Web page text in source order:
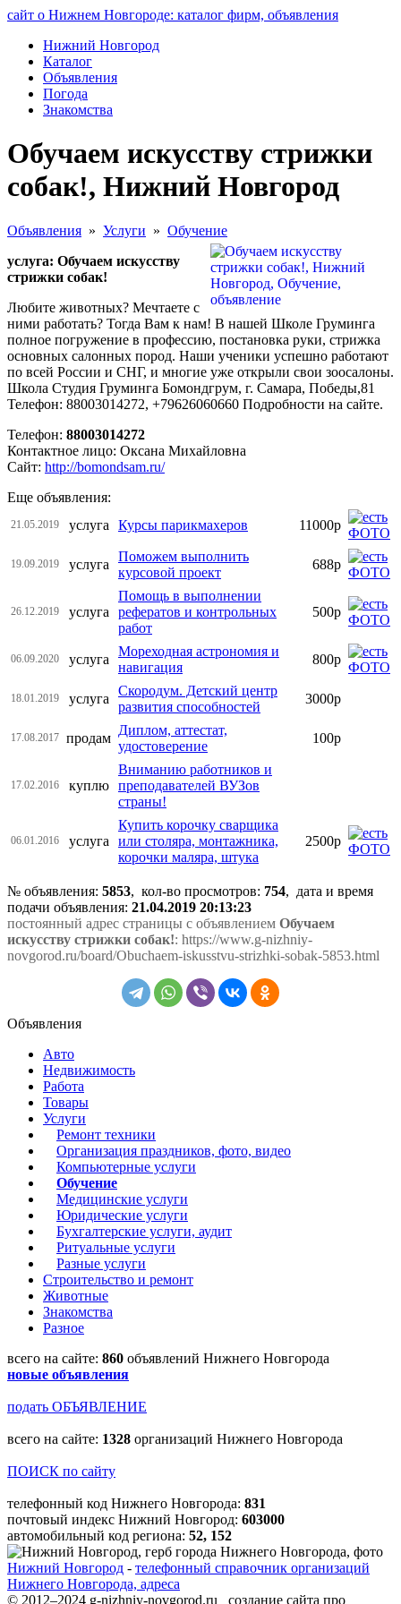
сайт о Нижнем Новгороде: каталог фирм, объявления
Нижний Новгород
Каталог
Объявления
Погода
Знакомства
Обучаем искусству стрижки
собак!, Нижний Новгород
Объявления » Услуги » Обучение
услуга: Обучаем искусству
стрижки собак!
Любите животных? Мечтаете с
ними работать? Тогда Вам к нам! В нашей Школе Груминга
полное погружение в профессию, постановка руки, стрижка
основных салонных пород. Наши ученики успешно работают
по всей России и СНГ, и многие уже открыли свои зоосалоны.
Школа Студия Груминга Бомондгрум, г. Самара, Победы,81
Телефон: 88003014272, +79626060660 Подробности на сайте.
Телефон: 88003014272
Контактное лицо: Оксана Михайловна
Сайт: http://bomondsam.ru/
Еще объявления:
21.05.2019 услуга Курсы парикмахеров 11000р
19.09.2019 услуга
Поможем выполнить
курсовой проект
688р
26.12.2019 услуга
Помощь в выполнении
рефератов и контрольных
работ
500р
06.09.2020 услуга
Мореходная астрономия и
навигация
800р
18.01.2019 услуга
Скородум. Детский центр
развития способностей
3000р
17.08.2017 продам
Диплом, аттестат,
удостоверение
100р
17.02.2016 куплю
Вниманию работников и
преподавателей ВУЗов
страны!
06.01.2016 услуга
Купить корочку сварщика
или столяра, монтажника,
корочки маляра, штука
2500р
№ объявления: 5853, кол-во просмотров: 754, дата и время
подачи объявления: 21.04.2019 20:13:23
постоянный адрес страницы с объявлением Обучаем
искусству стрижки собак!: https://www.g-nizhniy-
novgorod.ru/board/Obuchaem-iskusstvu-strizhki-sobak-5853.html
Объявления
Авто
Недвижимость
Работа
Товары
Услуги
Ремонт техники
Организация праздников, фото, видео
Компьютерные услуги
Обучение
Медицинские услуги
Юридические услуги
Бухгалтерские услуги, аудит
Ритуальные услуги
Разные услуги
Строительство и ремонт
Животные
Знакомства
Разное
всего на сайте: 860 объявлений Нижнего Новгорода
новые объявления
подать ОБЪЯВЛЕНИЕ
всего на сайте: 1328 организаций Нижнего Новгорода
ПОИСК по сайту
телефонный код Нижнего Новгорода: 831
почтовый индекс Нижний Новгород: 603000
автомобильный код региона: 52, 152
Нижний Новгород - телефонный справочник организаций
Нижнего Новгорода, адреса
© 2012–2024 g-nizhniy-novgorod.ru создание сайта про